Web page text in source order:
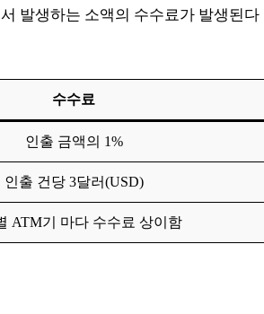
발생하는 소액의 수수료가 발생된다
수수료
인출 금액의 1%
인출 건당 3달러(USD)
ATM기 마다 수수료 상이함